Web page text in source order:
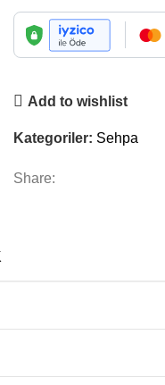
Add to wishlist
Kategoriler: Sehpa
Share: